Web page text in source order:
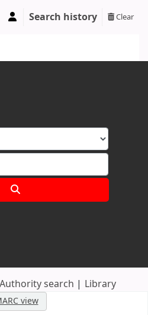
Search history Clear
Authority search Library
view